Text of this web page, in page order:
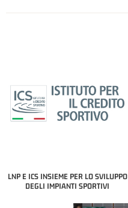
LNP E ICS INSIEME PER LO SVILUPPO
DEGLI IMPIANTI SPORTIVI